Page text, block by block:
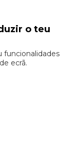
o teu
funcionalidades
ecrã.